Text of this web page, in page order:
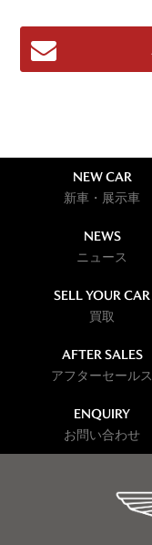
NEW CAR
新車・展示車
NEWS
ニュース
SELL YOUR CAR
買取
AFTER SALES
アフターセールス
ENQUIRY
お問い合わせ